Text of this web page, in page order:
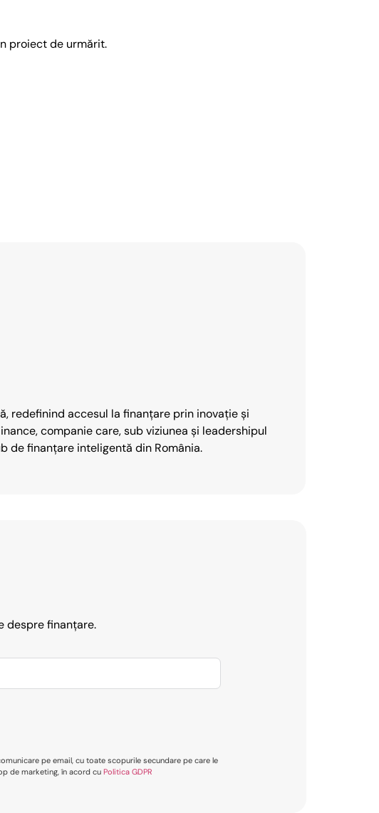
proiect de urmărit.
redefinind accesul la finanțare prin inovație și
companie care, sub viziunea și leadershipul
de finanțare inteligentă din România.
despre finanțare.
pe email, cu toate scopurile secundare pe care le
de marketing, în acord cu Politica GDPR